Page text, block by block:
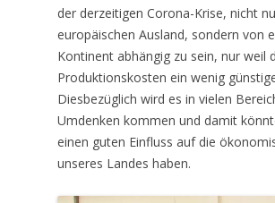
der derzeitigen Corona-Krise, nicht
europäischen Ausland, sondern von
Kontinent abhängig zu sein, nur weil
Produktionskosten ein wenig
Diesbezüglich wird es in vielen
Umdenken kommen und damit
einen guten Einfluss auf die
unseres Landes haben.